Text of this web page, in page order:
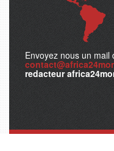
Envoyez nous un mail
redacteur